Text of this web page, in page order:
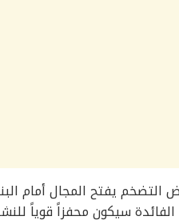
التضخم يفتح المجال أمام
سيكون محفزاً قوياً